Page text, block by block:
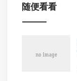
随便看看